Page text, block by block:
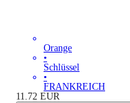
Orange
•
Schlüssel
•
FRANKREICH
11.72 EUR